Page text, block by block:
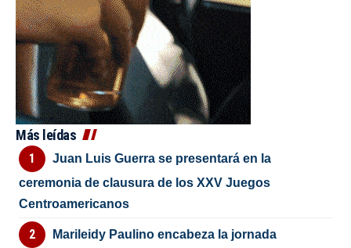
Más leídas
Juan Luis Guerra se presentará en la
ceremonia de clausura de los XXV Juegos
Centroamericanos
Marileidy Paulino encabeza la jornada